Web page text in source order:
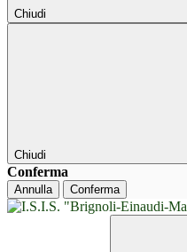
Chiudi
Chiudi
Conferma
Annulla Conferma